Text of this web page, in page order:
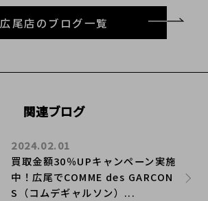
広尾店のブログ一覧
関連ブログ
買取金額30％UPキャンペーン実施
中！広尾でCOMME des GARCON
S（コムデギャルソン）...
2024.02.01